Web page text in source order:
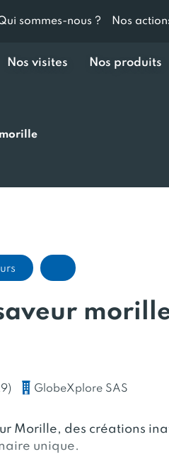
sommes-nous ? Nos
Nos visites Nos produits
GlobeXplore SAS
Morille, des créations
unique.